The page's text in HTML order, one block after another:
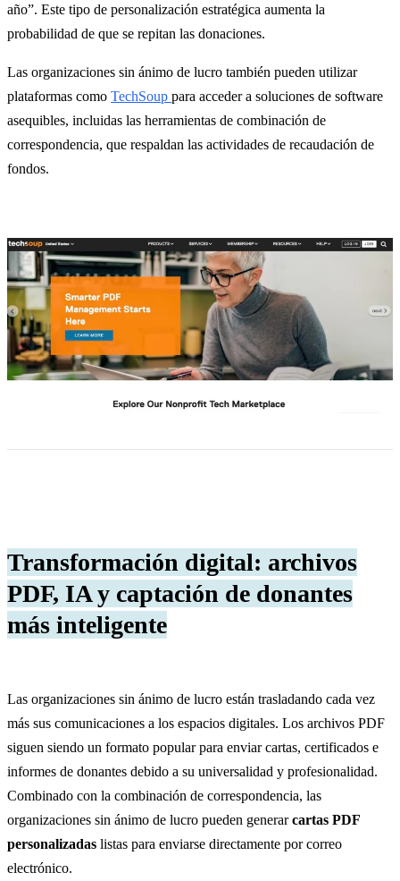
año”. Este tipo de personalización estratégica aumenta la
probabilidad de que se repitan las donaciones.
Las organizaciones sin ánimo de lucro también pueden utilizar
plataformas como TechSoup para acceder a soluciones de software
asequibles, incluidas las herramientas de combinación de
correspondencia, que respaldan las actividades de recaudación de
fondos.
Transformación digital: archivos
PDF, IA y captación de donantes
más inteligente
Las organizaciones sin ánimo de lucro están trasladando cada vez
más sus comunicaciones a los espacios digitales. Los archivos PDF
siguen siendo un formato popular para enviar cartas, certificados e
informes de donantes debido a su universalidad y profesionalidad.
Combinado con la combinación de correspondencia, las
organizaciones sin ánimo de lucro pueden generarcartas PDF
personalizadas listas para enviarse directamente por correo
electrónico.